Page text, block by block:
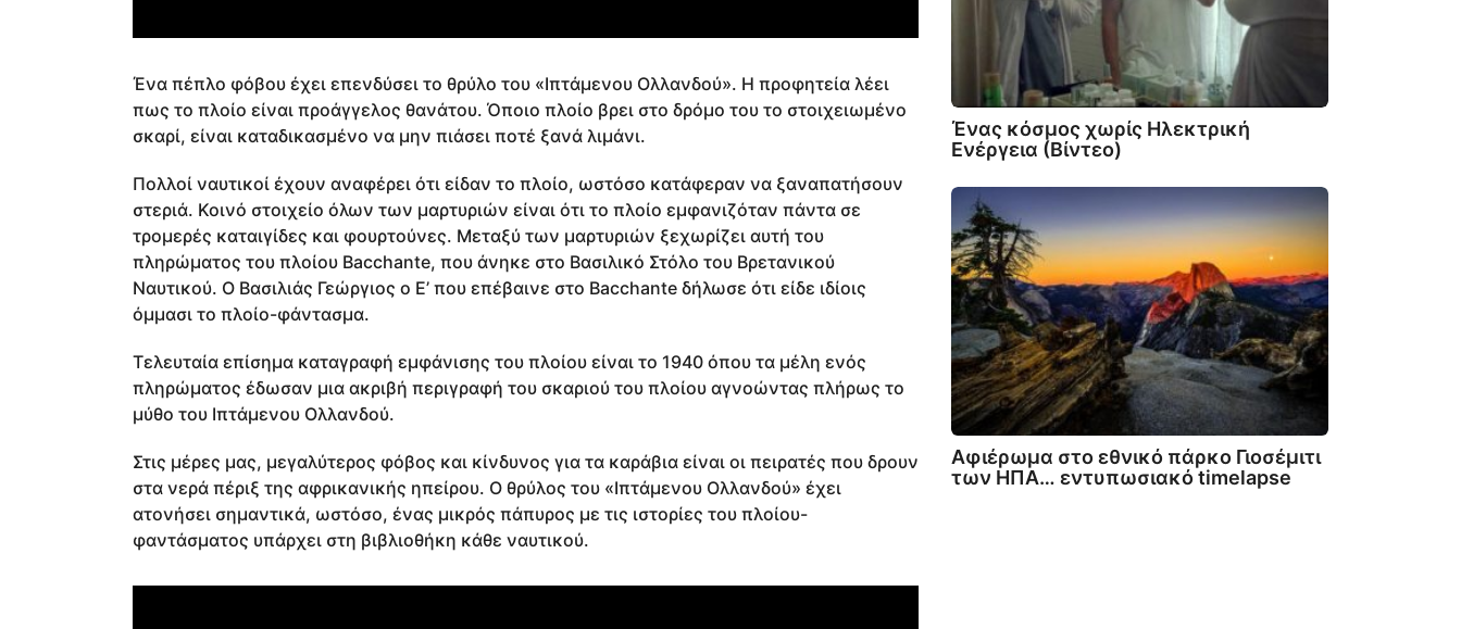
Ένα πέπλο φόβου έχει επενδύσει το θρύλο του «Ιπτάμενου Ολλανδού». Η προφητεία λέει
πως το πλοίο είναι προάγγελος θανάτου. Όποιο πλοίο βρει στο δρόμο του το στοιχειωμένο
σκαρί, είναι καταδικασμένο να μην πιάσει ποτέ ξανά λιμάνι.
Πολλοί ναυτικοί έχουν αναφέρει ότι είδαν το πλοίο, ωστόσο κατάφεραν να ξαναπατήσουν
στεριά. Κοινό στοιχείο όλων των μαρτυριών είναι ότι το πλοίο εμφανιζόταν πάντα σε
τρομερές καταιγίδες και φουρτούνες. Μεταξύ των μαρτυριών ξεχωρίζει αυτή του
πληρώματος του πλοίου Bacchante, που άνηκε στο Βασιλικό Στόλο του Βρετανικού
Ναυτικού. Ο Βασιλιάς Γεώργιος ο Ε’ που επέβαινε στο Bacchante δήλωσε ότι είδε ιδίοις
όμμασι το πλοίο-φάντασμα.
Τελευταία επίσημα καταγραφή εμφάνισης του πλοίου είναι το 1940 όπου τα μέλη ενός
πληρώματος έδωσαν μια ακριβή περιγραφή του σκαριού του πλοίου αγνοώντας πλήρως το
μύθο του Ιπτάμενου Ολλανδού.
Στις μέρες μας, μεγαλύτερος φόβος και κίνδυνος για τα καράβια είναι οι πειρατές που δρουν
στα νερά πέριξ της αφρικανικής ηπείρου. Ο θρύλος του «Ιπτάμενου Ολλανδού» έχει
ατονήσει σημαντικά, ωστόσο, ένας μικρός πάπυρος με τις ιστορίες του πλοίου-
φαντάσματος υπάρχει στη βιβλιοθήκη κάθε ναυτικού.
Ένας κόσμος χωρίς Ηλεκτρική
Ενέργεια (Βίντεο)
Αφιέρωμα στο εθνικό πάρκο Γιοσέμιτι
των ΗΠΑ… εντυπωσιακό timelapse